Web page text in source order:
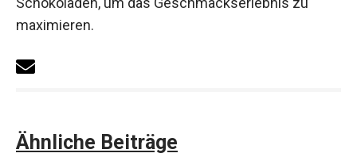
maximieren.
Ähnliche Beiträge